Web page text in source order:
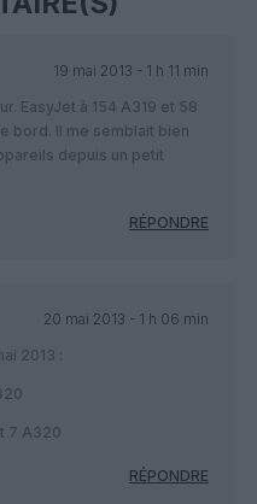
19 mai 2013 - 1 h 11 min
EasyJet à 154 A319 et 58
bord. Il me semblait bien
depuis un petit
RÉPONDRE
20 mai 2013 - 1 h 06 min
2013 :
7 A320
RÉPONDRE